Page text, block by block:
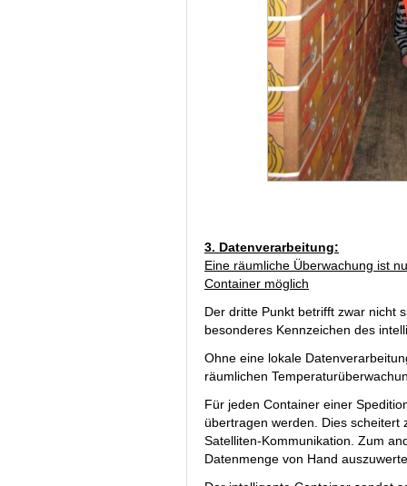
3. Datenverarbeitung:
Eine räumliche Überwachung ist
Container möglich
Der dritte Punkt betrifft zwar nicht
besonderes Kennzeichen des
Ohne eine lokale
räumlichen
Für jeden Container einer
übertragen werden. Dies
Satelliten-Kommunikation. Zum
Datenmenge von Hand